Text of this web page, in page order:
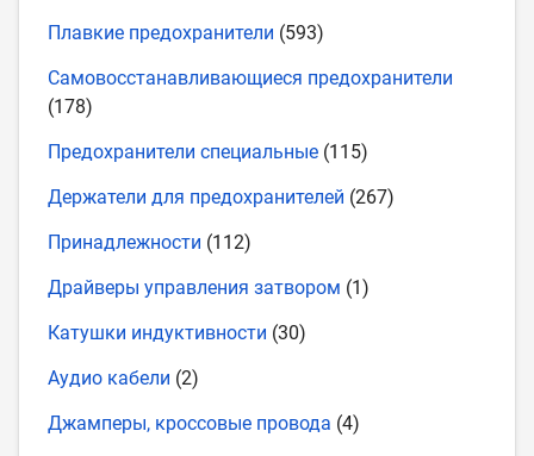
Плавкие предохранители (593)
Самовосстанавливающиеся предохранители
(178)
Предохранители специальные (115)
Держатели для предохранителей (267)
Принадлежности (112)
Драйверы управления затвором (1)
Катушки индуктивности (30)
Аудио кабели (2)
Джамперы, кроссовые провода (4)